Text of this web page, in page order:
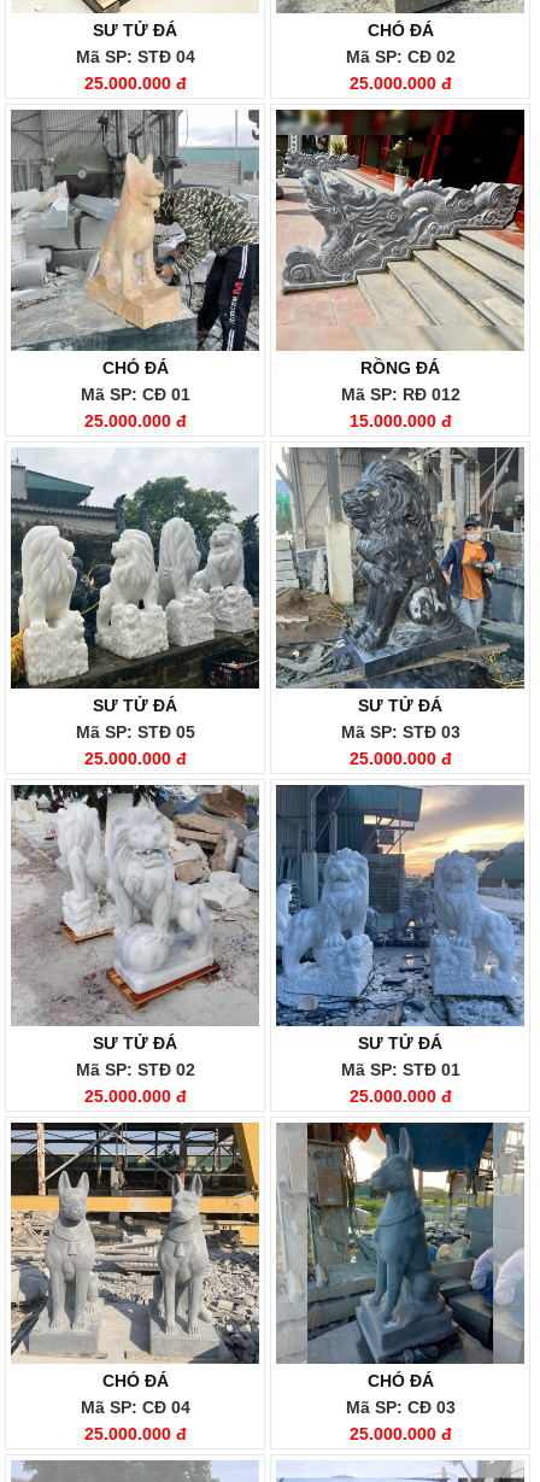
SƯ TỬ ĐÁ
Mã SP: STĐ 04
25.000.000 đ
CHÓ ĐÁ
Mã SP: CĐ 02
25.000.000 đ
CHÓ ĐÁ
Mã SP: CĐ 01
25.000.000 đ
RỒNG ĐÁ
Mã SP: RĐ 012
15.000.000 đ
SƯ TỬ ĐÁ
Mã SP: STĐ 05
25.000.000 đ
SƯ TỬ ĐÁ
Mã SP: STĐ 03
25.000.000 đ
SƯ TỬ ĐÁ
Mã SP: STĐ 02
25.000.000 đ
SƯ TỬ ĐÁ
Mã SP: STĐ 01
25.000.000 đ
CHÓ ĐÁ
Mã SP: CĐ 04
25.000.000 đ
CHÓ ĐÁ
Mã SP: CĐ 03
25.000.000 đ